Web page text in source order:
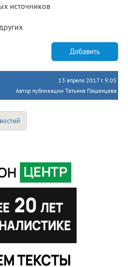
источников
Добавить
13 апреля 2017 г. 9:05
Автор публикации Татьяна Пашенцева